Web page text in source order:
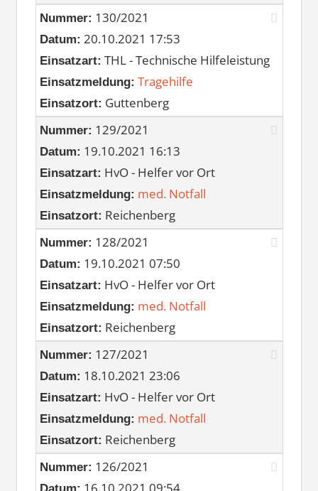
Nummer: 130/2021
Datum: 20.10.2021 17:53
Einsatzart: THL - Technische Hilfeleistung
Einsatzmeldung: Tragehilfe
Einsatzort: Guttenberg
Nummer: 129/2021
Datum: 19.10.2021 16:13
Einsatzart: HvO - Helfer vor Ort
Einsatzmeldung: med. Notfall
Einsatzort: Reichenberg
Nummer: 128/2021
Datum: 19.10.2021 07:50
Einsatzart: HvO - Helfer vor Ort
Einsatzmeldung: med. Notfall
Einsatzort: Reichenberg
Nummer: 127/2021
Datum: 18.10.2021 23:06
Einsatzart: HvO - Helfer vor Ort
Einsatzmeldung: med. Notfall
Einsatzort: Reichenberg
Nummer: 126/2021
Datum: 16.10.2021 09:54